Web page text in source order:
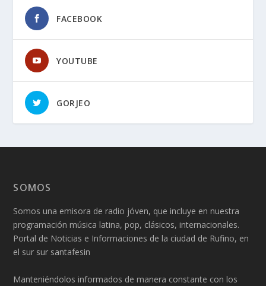
FACEBOOK
YOUTUBE
GORJEO
SOMOS
Somos una emisora de radio jóven, que incluye en nuestra
programación música latina, pop, clásicos, internacionales.
Portal de Noticias e Informaciones de la ciudad de Rufino, en
el sur sur santafesin
Manteniéndolos informados de manera constante con los